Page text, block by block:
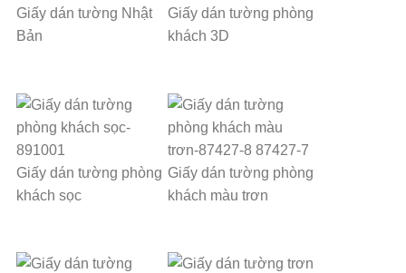
Giấy dán tường Nhật
Bản
Giấy dán tường phòng
khách 3D
Giấy dán tường phòng
khách sọc
Giấy dán tường phòng
khách màu trơn